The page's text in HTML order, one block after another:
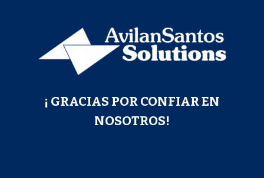
¡ GRACIAS POR CONFIAR EN
NOSOTROS!